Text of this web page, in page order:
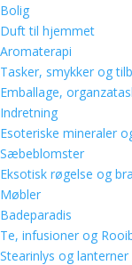
Bolig
Duft til hjemmet
Aromaterapi
Tasker, smykker og
Emballage,
Indretning
Esoteriske mineraler
Sæbeblomster
Eksotisk røgelse og
Møbler
Badeparadis
Te, infusioner og
Stearinlys og lanterner